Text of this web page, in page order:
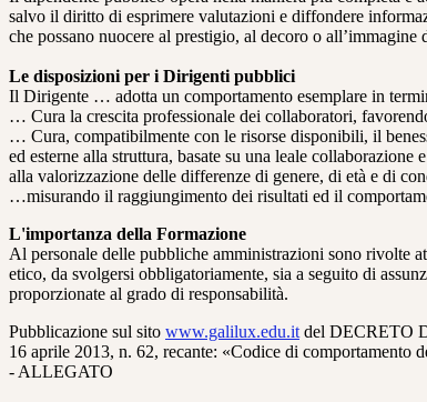
salvo il diritto di esprimere valutazioni e diffondere
che possano nuocere al prestigio, al decoro o
Le disposizioni per i Dirigenti pubblici
Il Dirigente … adotta un comportamento esemplare in
… Cura la crescita professionale dei collaboratori,
… Cura, compatibilmente con le risorse disponibili, il
ed esterne alla struttura, basate su una leale
alla valorizzazione delle differenze di genere, di età e di
…misurando il raggiungimento dei risultati ed il
L'importanza della Formazione
Al personale delle pubbliche amministrazioni sono rivolte
etico, da svolgersi obbligatoriamente, sia a seguito di
proporzionate al grado di responsabilità.
Pubblicazione sul sito www.galilux.edu.it del DECRETO
16 aprile 2013, n. 62, recante: «Codice di comportamento
- ALLEGATO